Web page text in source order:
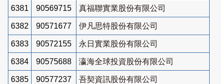
6381 90569715 真福聯實業股份有限公司
6382 90571677 伊凡思特股份有限公司
6383 90572155 永日實業股份有限公司
6384 90575688 瀛海全球投資股份有限公司
6385 90577237 吾契資訊股份有限公司